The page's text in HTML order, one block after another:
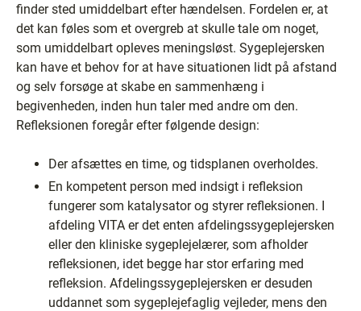
finder sted umiddelbart efter hændelsen. Fordelen er, at
det kan føles som et overgreb at skulle tale om noget,
som umiddelbart opleves meningsløst. Sygeplejersken
kan have et behov for at have situationen lidt på afstand
og selv forsøge at skabe en sammenhæng i
begivenheden, inden hun taler med andre om den.
Refleksionen foregår efter følgende design:
Der afsættes en time, og tidsplanen overholdes.
En kompetent person med indsigt i refleksion
fungerer som katalysator og styrer refleksionen. I
afdeling VITA er det enten afdelingssygeplejersken
eller den kliniske sygeplejelærer, som afholder
refleksionen, idet begge har stor erfaring med
refleksion. Afdelingssygeplejersken er desuden
uddannet som sygeplejefaglig vejleder, mens den